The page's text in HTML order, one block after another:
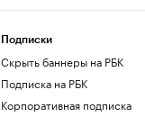
Подписки
Скрыть баннеры на РБК
Подписка на РБК
Корпоративная подписка